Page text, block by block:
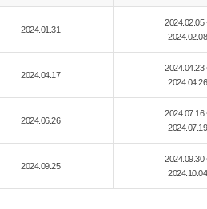
2024.01.31
2024.02.05
2024.02.08
2024.04.17
2024.04.23
2024.04.26
2024.06.26
2024.07.16
2024.07.19
2024.09.25
2024.09.30
2024.10.04